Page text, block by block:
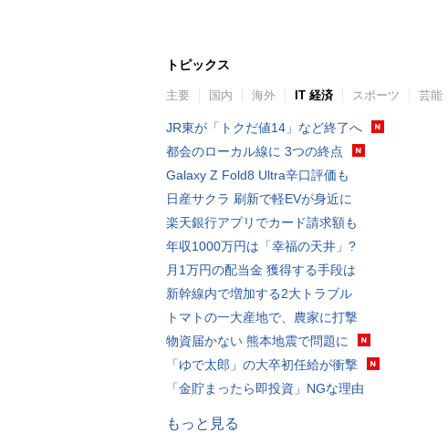
トピックス
主要 国内 海外 IT 経済 スポーツ 芸能
JR東が「トクだ値14」など終了へ
都会のローカル線に 3つの終点
Galaxy Z Fold8 Ultra辛口評価も
日産サクラ 刷新で軽EVが身近に
楽天銀行アプリでカード請求額も
年収1000万円は「幸福の天井」?
月1万円の配当金 獲得する手段は
新幹線内で増加する2大トラブル
トマトの一大産地で、農家に打撃
物資届かない 熊本地震で問題に
「ゆで太郎」の大卒初任給が衝撃
「金貯まったら即投資」NGな理由
もっと見る